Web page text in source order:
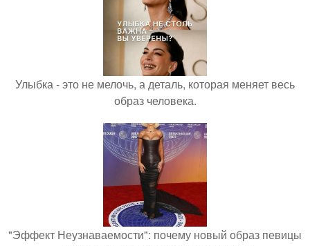
Улыбка - это не мелочь, а деталь, которая меняет весь
образ человека.
"Эффект Неузнаваемости": почему новый образ певицы